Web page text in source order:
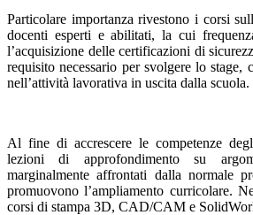
Particolare importanza rivestono i corsi
docenti esperti e abilitati, la cui
l’acquisizione delle certificazioni di
requisito necessario per svolgere lo stage,
nell’attività lavorativa in uscita dalla scuola.
Al fine di accrescere le competenze
lezioni di approfondimento su
marginalmente affrontati dalla normale
promuovono l’ampliamento curricolare.
corsi di stampa 3D, CAD/CAM e